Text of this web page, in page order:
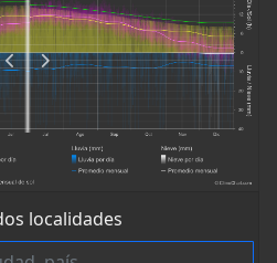
localidades